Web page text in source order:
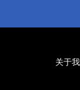
关于